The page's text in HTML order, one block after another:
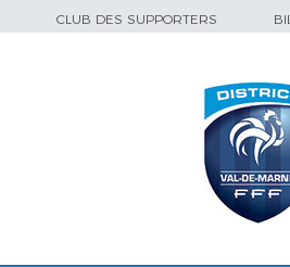
CLUB DES SUPPORTERS